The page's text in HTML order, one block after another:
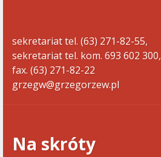
sekretariat tel. (63) 271-82-55,
sekretariat tel. kom. 693 602 300,
fax. (63) 271-82-22
grzegw@grzegorzew.pl
Na skróty